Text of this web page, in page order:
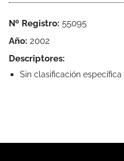
Nº Registro: 55095
Año: 2002
Descriptores:
Sin clasificación específica